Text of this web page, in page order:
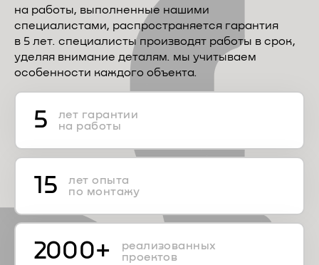
на работы, выполненные нашими
специалистами, распространяется гарантия
в 5 лет. специалисты производят работы в срок,
уделяя внимание деталям. мы учитываем
особенности каждого объекта.
5
лет гарантии
на работы
15
лет опыта
по монтажу
2000+
реализованных
проектов